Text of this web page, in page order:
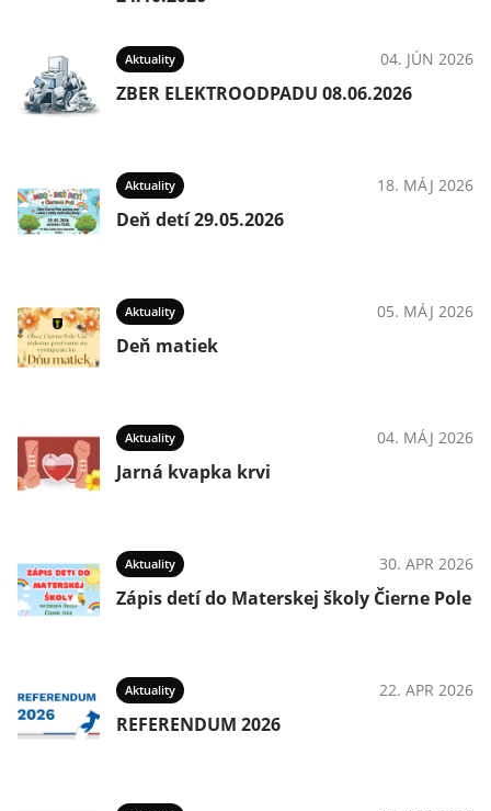
Aktuality 04. JÚN 2026
ZBER ELEKTROODPADU 08.06.2026
Aktuality 18. MÁJ 2026
Deň detí 29.05.2026
Aktuality 05. MÁJ 2026
Deň matiek
Aktuality 04. MÁJ 2026
Jarná kvapka krvi
Aktuality 30. APR 2026
Zápis detí do Materskej školy Čierne Pole
Aktuality 22. APR 2026
REFERENDUM 2026